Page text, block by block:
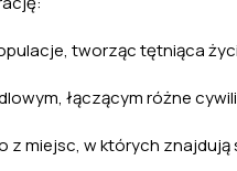
tworząc tętniąca
łączącym różne
z miejsc, w których znajdują